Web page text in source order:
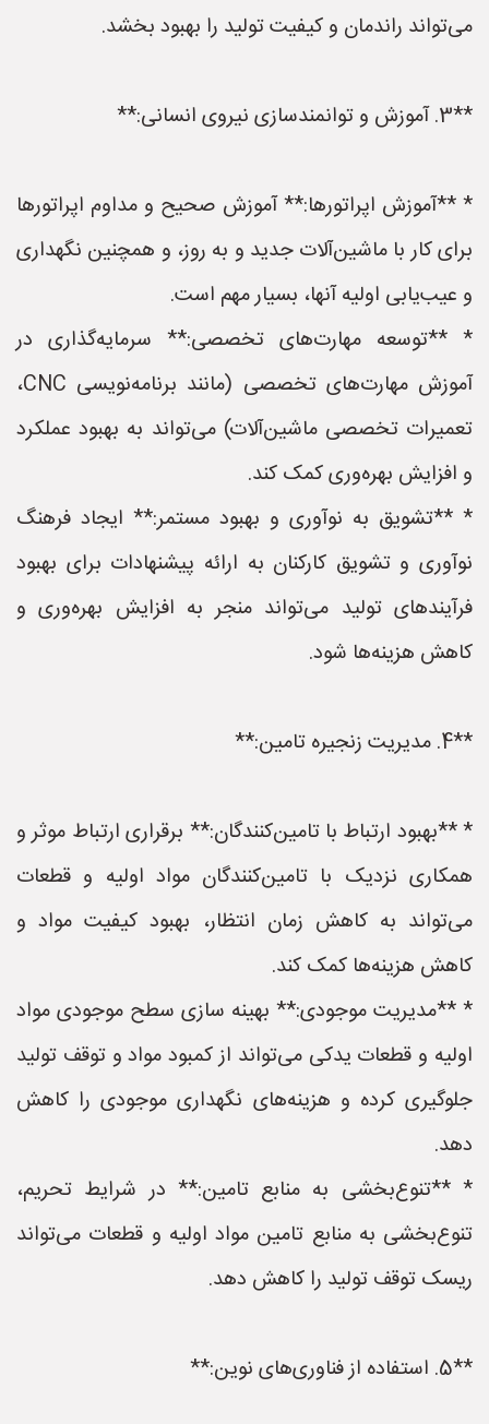
می‌تواند راندمان و کیفیت تولید را بهبود بخشد.
**3. آموزش و توانمندسازی نیروی انسانی:**
* **آموزش اپراتورها:** آموزش صحیح و مداوم اپراتورها
برای کار با ماشین‌آلات جدید و به روز، و همچنین نگهداری
و عیب‌یابی اولیه آنها، بسیار مهم است.
* **توسعه مهارت‌های تخصصی:** سرمایه‌گذاری در
آموزش مهارت‌های تخصصی (مانند برنامه‌نویسی CNC،
تعمیرات تخصصی ماشین‌آلات) می‌تواند به بهبود عملکرد
و افزایش بهره‌وری کمک کند.
* **تشویق به نوآوری و بهبود مستمر:** ایجاد فرهنگ
نوآوری و تشویق کارکنان به ارائه پیشنهادات برای بهبود
فرآیندهای تولید می‌تواند منجر به افزایش بهره‌وری و
کاهش هزینه‌ها شود.
**4. مدیریت زنجیره تامین:**
* **بهبود ارتباط با تامین‌کنندگان:** برقراری ارتباط موثر و
همکاری نزدیک با تامین‌کنندگان مواد اولیه و قطعات
می‌تواند به کاهش زمان انتظار، بهبود کیفیت مواد و
کاهش هزینه‌ها کمک کند.
* **مدیریت موجودی:** بهینه سازی سطح موجودی مواد
اولیه و قطعات یدکی می‌تواند از کمبود مواد و توقف تولید
جلوگیری کرده و هزینه‌های نگهداری موجودی را کاهش
دهد.
* **تنوع‌بخشی به منابع تامین:** در شرایط تحریم،
تنوع‌بخشی به منابع تامین مواد اولیه و قطعات می‌تواند
ریسک توقف تولید را کاهش دهد.
**5. استفاده از فناوری‌های نوین:**